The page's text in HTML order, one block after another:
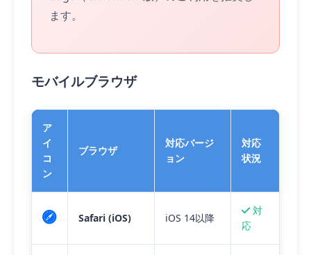
ます。
モバイルブラウザ
ア
イ
コ
ン
ブラウザ
対応バージ
ョン
対応
状況
Safari (iOS) iOS 14以降
対
応